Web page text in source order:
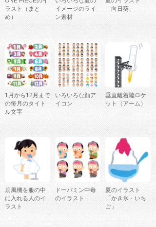
ラスト（まと
め）
イメージのライ
ン素材
「向日葵」
1月から12月まで
の毎月のタイト
ル文字
いろいろな顔ア
イコン
垂直離着陸ロケ
ット（アーム）
扇風機を服の中
に入れる人のイ
ラスト
ドーパミン中毒
のイラスト
夏のイラスト
「かき氷・いち
ご」